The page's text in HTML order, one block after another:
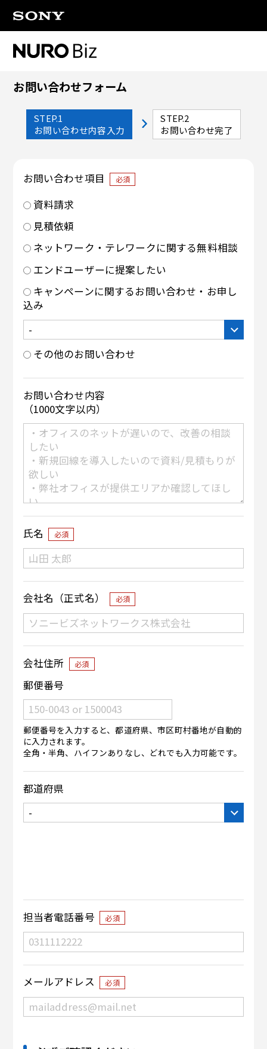
お問い合わせフォーム
STEP.1
お問い合わせ内容入力
STEP.2
お問い合わせ完了
お問い合わせ項目 必須
資料請求
見積依頼
ネットワーク・テレワークに関する無料相談
エンドユーザーに提案したい
キャンペーンに関するお問い合わせ・お申し
込み
その他のお問い合わせ
お問い合わせ内容
（1000文字以内）
氏名 必須
会社名（正式名） 必須
会社住所 必須
郵便番号
郵便番号を入力すると、都道府県、市区町村番地が自動的
に入力されます。
全角・半角、ハイフンありなし、どれでも入力可能です。
都道府県
担当者電話番号 必須
メールアドレス 必須